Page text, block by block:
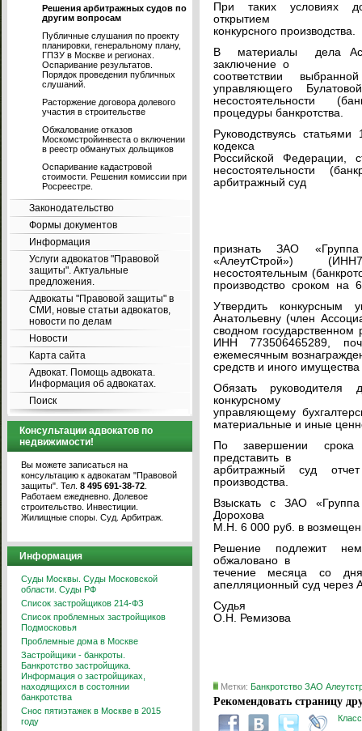
Решения арбитражных судов по
другим вопросам
Публичные слушания по проекту
планировки, генеральному плану,
ГПЗУ в Москве и регионах.
Оспаривание результатов.
Порядок проведения публичных
слушаний.
Расторжение договора долевого
участия в строительстве
Обжалование отказов
Москомстройинвеста о включении
в реестр обманутых дольщиков
Оспаривание кадастровой
стоимости. Решения комиссии при
Росреестре.
Законодательство
Формы документов
Информация
Услуги адвокатов "Правовой
защиты". Актуальные
предложения.
Адвокаты "Правовой защиты" в
СМИ, новые статьи адвокатов,
новости по делам
Новости
Карта сайта
Адвокат. Помощь адвоката.
Информация об адвокатах.
Поиск
Консультации адвокатов по
недвижимости!
Вы можете записаться на
консультацию к адвокатам "Правовой
защиты". Тел. 8 495 691-38-72
Работаем ежедневно. Долевое
строительство. Инвестиции.
Жилищные споры. Суд. Арбитраж.
Информация
Суды Москвы. Суды Московской
области. Суды РФ
Список застройщиков 214-ФЗ
Список проблемных застройщиков
Подмосковья
Проблемные дома в Москве
Застройщики - банкроты.
Банкротство застройщика.
Информация о застройщиках,
находящихся в состоянии
банкротства
Снос пятиэтажек в Москве в 2015
году
При таких условиях
открытием
конкурсного производства.
В материалы дела
заключение о
соответствии
управляющего
несостоятельности
процедуры банкротства.
Руководствуясь
кодекса
Российской
несостоятельности
арбитражный суд
признать ЗАО
«АлеутСтрой»)
несостоятельным
производство сроком на
Утвердить конкурсным
Анатольевну (член
сводном
ИНН 773506465289,
ежемесячным
средств и иного
Обязать
конкурсному
управляющему
материальные и иные
По завершении срока
представить в
арбитражный суд
производства.
Взыскать с ЗАО
Дорохова
М.Н. 6 000 руб. в
Решение подлежит
обжаловано в
течение месяца со
апелляционный суд через
О.Н. Ремизова
Метки: Банкротство ЗАО
Рекомендовать страницу